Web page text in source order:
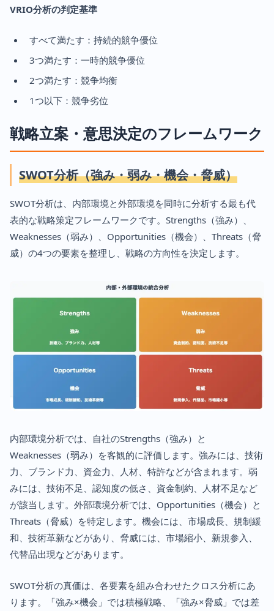
VRIO分析の判定基準
すべて満たす：持続的競争優位
3つ満たす：一時的競争優位
2つ満たす：競争均衡
1つ以下：競争劣位
戦略立案・意思決定のフレームワーク
SWOT分析（強み・弱み・機会・脅威）
SWOT分析は、内部環境と外部環境を同時に分析する最も代
表的な戦略策定フレームワークです。Strengths（強み）、
Weaknesses（弱み）、Opportunities（機会）、Threats（脅
威）の4つの要素を整理し、戦略の方向性を決定します。
内部環境分析では、自社のStrengths（強み）と
Weaknesses（弱み）を客観的に評価します。強みには、技術
力、ブランド力、資金力、人材、特許などが含まれます。弱
みには、技術不足、認知度の低さ、資金制約、人材不足など
が該当します。外部環境分析では、Opportunities（機会）と
Threats（脅威）を特定します。機会には、市場成長、規制緩
和、技術革新などがあり、脅威には、市場縮小、新規参入、
代替品出現などがあります。
SWOT分析の真価は、各要素を組み合わせたクロス分析にあ
ります。「強み×機会」では積極戦略、「強み×脅威」では差